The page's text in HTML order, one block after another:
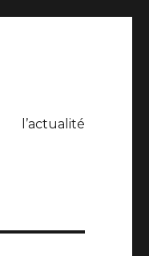
l’actualité